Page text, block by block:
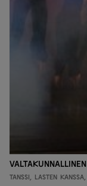
Valtakunnallinen
Tanssi, Lasten